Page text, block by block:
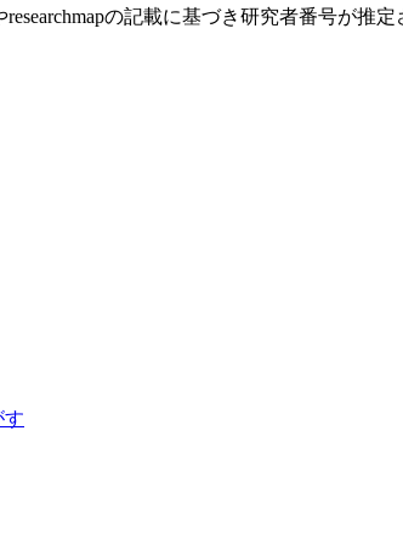
の記載に基づき研究者番号が推定
す